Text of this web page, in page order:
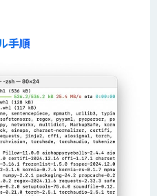
手順